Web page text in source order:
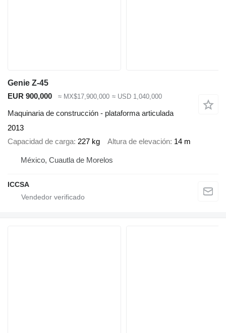
Genie Z-45
EUR 900,000
≈ MX$17,900,000 ≈ USD 1,040,000
Maquinaria de construcción - plataforma articulada
2013
Capacidad de carga 227 kg Altura de elevación 14 m
México, Cuautla de Morelos
ICCSA